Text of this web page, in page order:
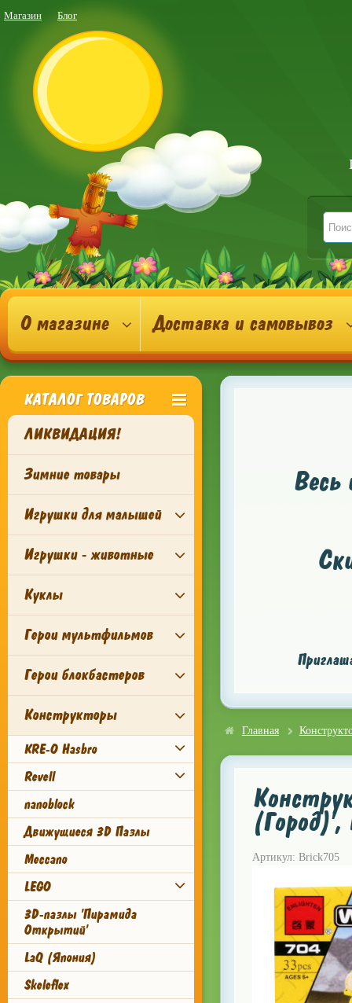
Магазин Блог
О магазине Доставка и самовывоз
КАТАЛОГ ТОВАРОВ
ЛИКВИДАЦИЯ!
Зимние товары
Игрушки для малышей
Игрушки - животные
Куклы
Герои мультфильмов
Герои блокбастеров
Конструкторы
KRE-O Hasbro
Revell
nanoblock
Движущиеся 3D Пазлы
Meccano
LEGO
3D-пазлы 'Пирамида
Открытий'
LaQ (Япония)
Skeleflex
Весь
Главная
Артикул: Brick705